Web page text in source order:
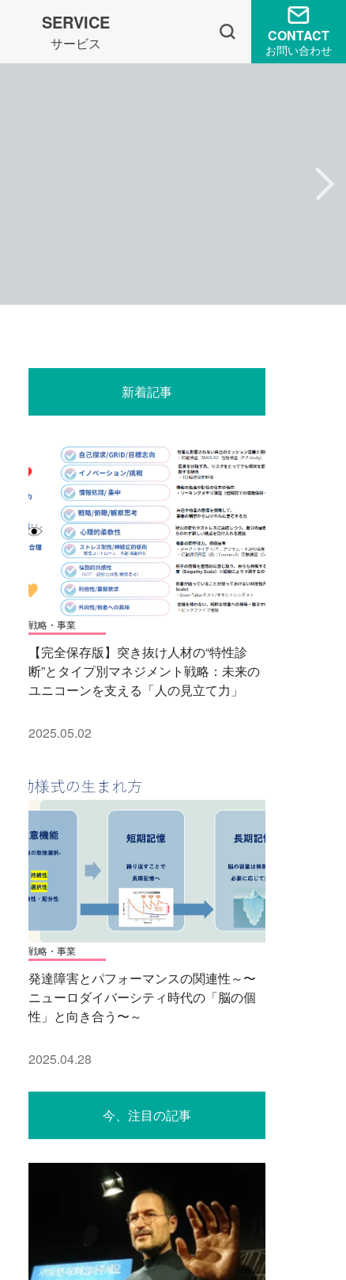
SERVICE
サービス CONTACT
お問い合わせ
新着記事
戦略・事業
【完全保存版】突き抜け人材の“特性診
断”とタイプ別マネジメント戦略：未来の
ユニコーンを支える「人の見立て力」
2025.05.02
戦略・事業
発達障害とパフォーマンスの関連性～〜
ニューロダイバーシティ時代の「脳の個
性」と向き合う〜～
2025.04.28
今、注目の記事